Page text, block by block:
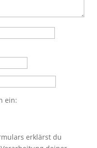
ein:
erklärst du